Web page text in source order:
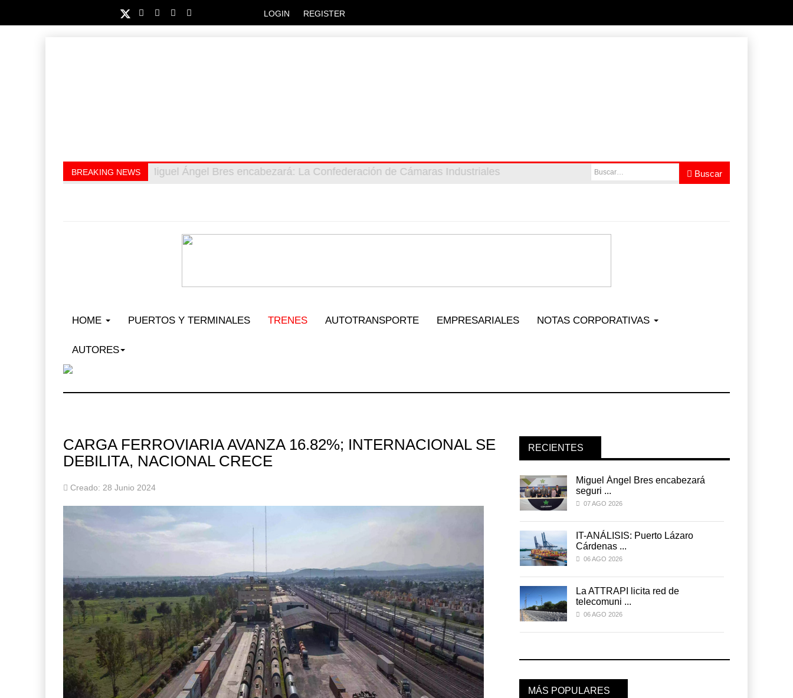
LOGIN REGISTER
BREAKING NEWS Miguel Ángel Bres encabezará
Retos de la educación privada : Más de 20 mil escuelas privadas atienden a más de
Buscar
HOME PUERTOS Y TERMINALES TRENES AUTOTRANSPORTE EMPRESARIALES NOTAS CORPORATIVAS
AUTORES
CARGA FERROVIARIA AVANZA 16.82%; INTERNACIONAL SE
DEBILITA, NACIONAL CRECE
Creado: 28 Junio 2024
RECIENTES
seguri ...
IT-ANÁLISIS: Puerto Lázaro
La ATTRAPI licita red de
telecomuni ...
06 AGO 2026
La ATTRAPI licita red de
telecomuni ...
06 AGO 2026
Miguel Ángel Bres encabezará
seguri ...
07 AGO 2026
IT-ANÁLISIS: Puerto Lázaro
Cárdenas ...
06 AGO 2026
La ATTRAPI licita red de
telecomuni ...
06 AGO 2026
MÁS POPULARES